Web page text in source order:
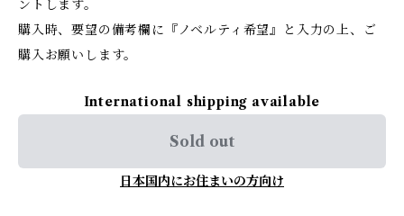
ントします。
購入時、要望の備考欄に『ノベルティ希望』と入力の上、ご
購入お願いします。
International shipping available
Sold out
日本国内にお住まいの方向け